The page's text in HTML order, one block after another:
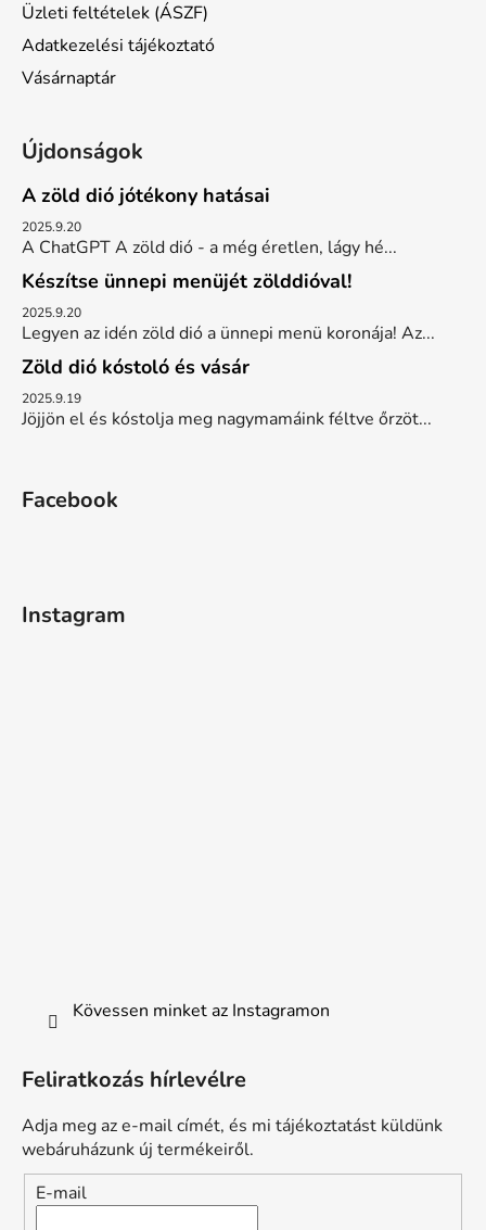
Üzleti feltételek (ÁSZF)
Adatkezelési tájékoztató
Vásárnaptár
Újdonságok
A zöld dió jótékony hatásai
2025.9.20
A ChatGPT A zöld dió - a még éretlen, lágy hé...
Készítse ünnepi menüjét zölddióval!
2025.9.20
Legyen az idén zöld dió a ünnepi menü koronája! Az...
Zöld dió kóstoló és vásár
2025.9.19
Jöjjön el és kóstolja meg nagymamáink féltve őrzöt...
Facebook
Instagram
Kövessen minket az Instagramon
Feliratkozás hírlevélre
Adja meg az e-mail címét, és mi tájékoztatást küldünk
webáruházunk új termékeiről.
E-mail